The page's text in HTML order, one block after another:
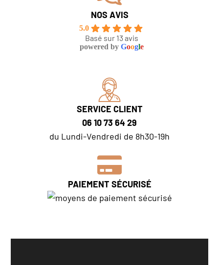
NOS AVIS
5.0
Basé sur 13 avis
powered by Google
SERVICE CLIENT
06 10 73 64 29
du Lundi-Vendredi de 8h30-19h
PAIEMENT SÉCURISÉ